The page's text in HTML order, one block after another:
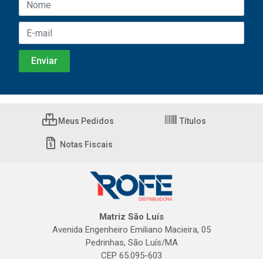
Meus Pedidos Títulos
Notas Fiscais
Matriz São Luís
Avenida Engenheiro Emiliano Macieira, 05
Pedrinhas, São Luís/MA
CEP 65.095-603